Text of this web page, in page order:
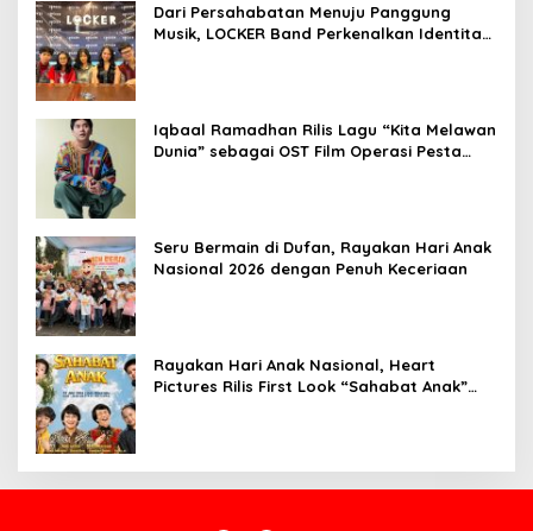
Dari Persahabatan Menuju Panggung
Musik, LOCKER Band Perkenalkan Identitas
Iqbaal Ramadhan Rilis Lagu “Kita Melawan
Dunia” sebagai OST Film Operasi Pesta
Seru Bermain di Dufan, Rayakan Hari Anak
Nasional 2026 dengan Penuh Keceriaan
Rayakan Hari Anak Nasional, Heart
Pictures Rilis First Look “Sahabat Anak”